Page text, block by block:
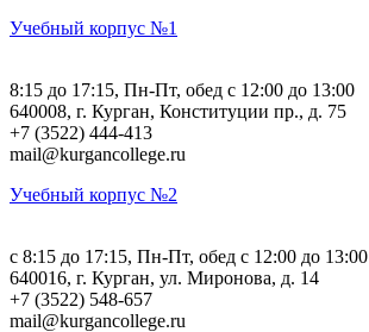
Учебный корпус №1
8:15 до 17:15, Пн-Пт, обед с 12:00 до 13:00
640008, г. Курган, Конституции пр., д. 75
+7 (3522) 444-413
mail@kurgancollege.ru
Учебный корпус №2
c 8:15 до 17:15, Пн-Пт, обед с 12:00 до 13:00
640016, г. Курган, ул. Миронова, д. 14
+7 (3522) 548-657
mail@kurgancollege.ru